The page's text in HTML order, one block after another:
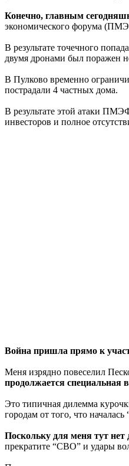
Конечно, главным
экономического форума
В результате точечного
двумя дронами был поражен
В Пулково временно
пострадали 4 частных дома.
В результате этой атаки
инвесторов и полное
Война пришла прямо к
Меня изрядно повеселил
продолжается специальная
Это типичная дилемма
городам от того, что
Поскольку для меня тут
прекратите “СВО” и удары